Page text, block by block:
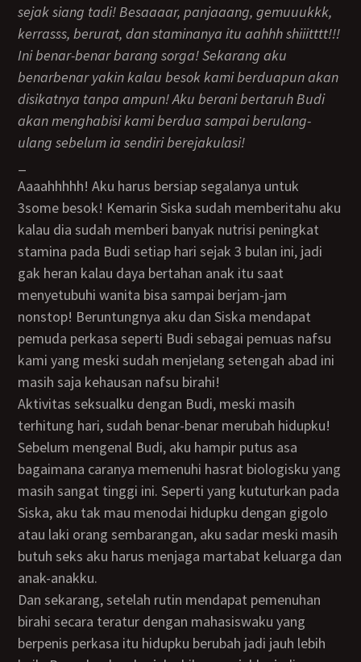
sejak siang tadi! Besaaaar, panjaaang, gemuuukkk,
kerrasss, berurat, dan staminanya itu aahhh shiiitttt!!!
Ini benar-benar barang sorga! Sekarang aku
benarbenar yakin kalau besok kami berduapun akan
disikatnya tanpa ampun! Aku berani bertaruh Budi
akan menghabisi kami berdua sampai berulang-
ulang sebelum ia sendiri berejakulasi!
Aaaahhhhh! Aku harus bersiap segalanya untuk
3some besok! Kemarin Siska sudah memberitahu aku
kalau dia sudah memberi banyak nutrisi peningkat
stamina pada Budi setiap hari sejak 3 bulan ini, jadi
gak heran kalau daya bertahan anak itu saat
menyetubuhi wanita bisa sampai berjam-jam
nonstop! Beruntungnya aku dan Siska mendapat
pemuda perkasa seperti Budi sebagai pemuas nafsu
kami yang meski sudah menjelang setengah abad ini
masih saja kehausan nafsu birahi!
Aktivitas seksualku dengan Budi, meski masih
terhitung hari, sudah benar-benar merubah hidupku!
Sebelum mengenal Budi, aku hampir putus asa
bagaimana caranya memenuhi hasrat biologisku yang
masih sangat tinggi ini. Seperti yang kututurkan pada
Siska, aku tak mau menodai hidupku dengan gigolo
atau laki orang sembarangan, aku sadar meski masih
butuh seks aku harus menjaga martabat keluarga dan
anak-anakku.
Dan sekarang, setelah rutin mendapat pemenuhan
birahi secara teratur dengan mahasiswaku yang
berpenis perkasa itu hidupku berubah jadi jauh lebih